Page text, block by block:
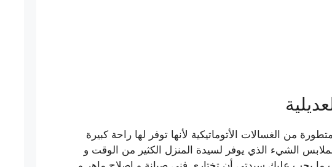
من الغسالات الأتوماتيكية لأنها توفر لها راحة كبيرة
الشيء الذي يوفر لسيدة المنزل الكثير من الوقت و